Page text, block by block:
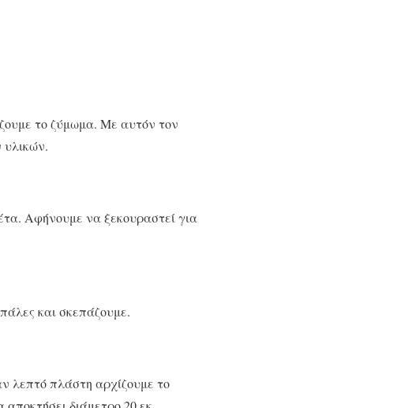
το ζύμωμα. Με αυτόν τον
υλικών.
Αφήνουμε να ξεκουραστεί για
και σκεπάζουμε.
λεπτό πλάστη αρχίζουμε το